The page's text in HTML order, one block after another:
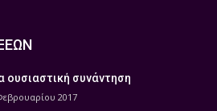
ουσιαστική συνάντηση
2017